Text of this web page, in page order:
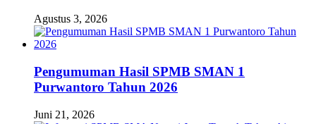
Agustus 3, 2026
Pengumuman Hasil SPMB SMAN 1
Purwantoro Tahun 2026
Juni 21, 2026